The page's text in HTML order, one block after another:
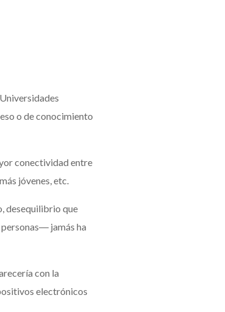
o de conocimiento
conectividad entre
jóvenes, etc.
desequilibrio que
jamás ha
con la
electrónicos